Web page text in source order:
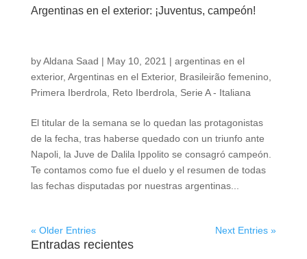
Argentinas en el exterior: ¡Juventus, campeón!
byAldana Saad | May 10, 2021 | argentinas en el
exterior, Argentinas en el Exterior, Brasileirão femenino,
Primera Iberdrola
Reto Iberdrola Serie A - Italiana
El titular de la semana se lo quedan las protagonistas
de la fecha, tras haberse quedado con un triunfo ante
Napoli, la Juve de Dalila Ippolito se consagró campeón.
Te contamos como fue el duelo y el resumen de todas
las fechas disputadas por nuestras argentinas...
« Older Entries Next Entries »
Entradas recientes